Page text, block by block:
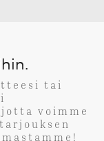
tai
voimme